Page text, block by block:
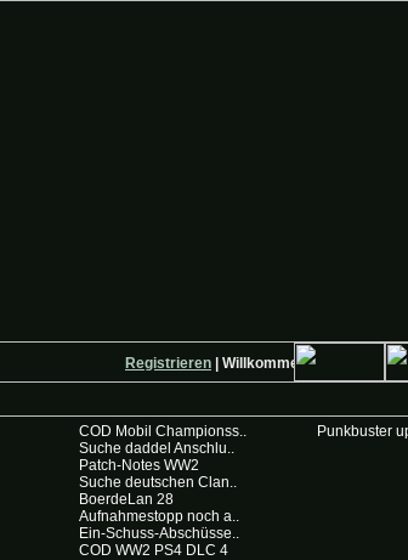
Registrieren| Willkommen auf Deutsche-
COD Mobil Championss..
Suche daddel Anschlu..
Patch-Notes WW2
Suche deutschen Clan..
BoerdeLan 28
Aufnahmestopp noch a..
Ein-Schuss-Abschüsse..
COD WW2 PS4 DLC 4
Punkbuster